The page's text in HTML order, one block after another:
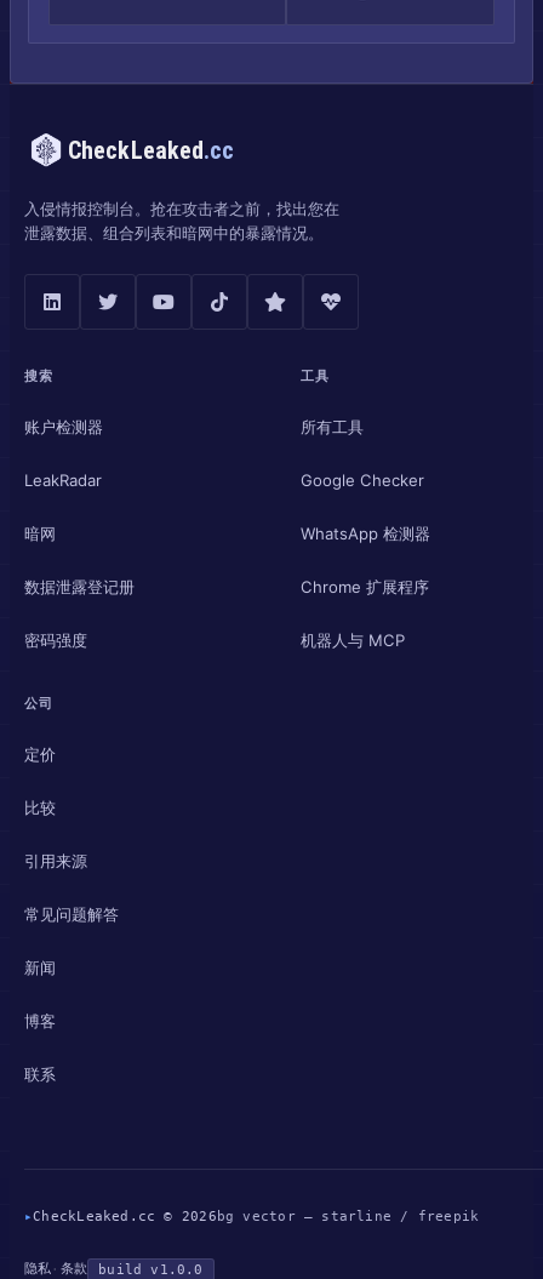
CheckLeaked.cc
入侵情报控制台。抢在攻击者之前，找出您在
泄露数据、组合列表和暗网中的暴露情况。
搜索
账户检测器
LeakRadar
暗网
数据泄露登记册
密码强度
工具
所有工具
Google Checker
WhatsApp 检测器
Chrome 扩展程序
机器人与 MCP
公司
定价
比较
引用来源
常见问题解答
新闻
博客
联系
▸CheckLeaked.cc © 2026 bg vector — starline / freepik
隐私 · 条款 build v1.0.0